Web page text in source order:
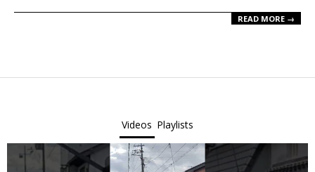
READ MORE →
Videos Playlists